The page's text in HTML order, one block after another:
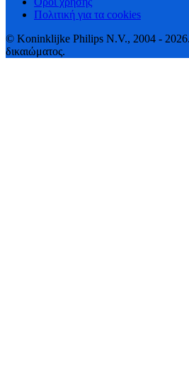
Πολιτική για τα cookies
© Koninklijke Philips N.V., 2004 - 2026.
δικαιώματος.